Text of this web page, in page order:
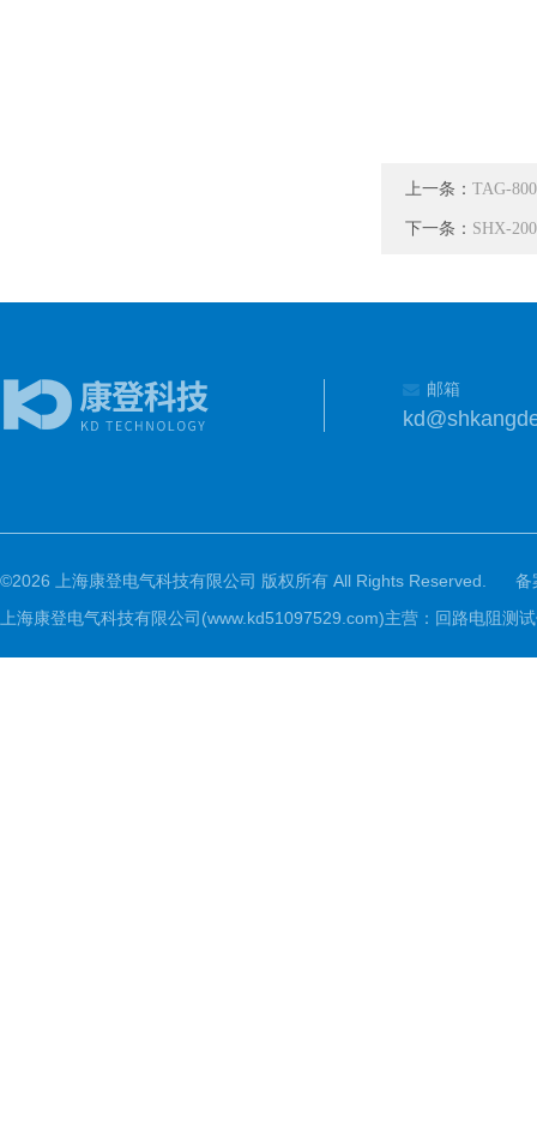
上一条： TAG-
下一条： SHX-
邮箱
©2026 上海康登电气科技有限公司 版权所有 All Rights Reserved.
备
上海康登电气科技有限公司(www.kd51097529.com)主营：回路电阻